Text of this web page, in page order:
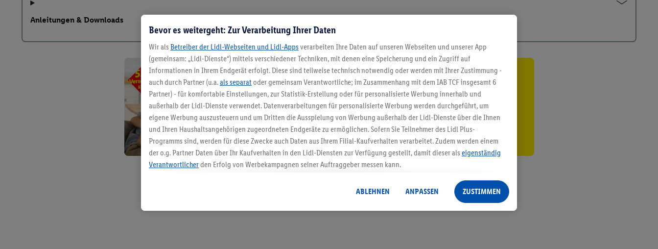
Anleitungen & Downloads
5.95 € Versand sparen³²ᵃ
Jetzt zum Newsletter anmelden
Gutschein sichern!
Bevor es weitergeht: Zur Verarbeitung Ihrer Daten
Wir als Betreiber der Lidl-Webseiten und Lidl-Apps verarbeiten Ihre Daten auf unseren Webseiten und unserer App
(gemeinsam: „Lidl-Dienste“) mittels verschiedener Techniken, mit denen eine Speicherung und ein Zugriff auf
Informationen in Ihrem Endgerät erfolgt. Diese sind teilweise technisch notwendig oder werden mit Ihrer Zustimmung -
auch durch Partner (u.a.als separat oder gemeinsam Verantwortliche; im Zusammenhang mit dem IAB TCF insgesamt 6
Partner) - für komfortable Einstellungen, zur Statistik-Erstellung oder für personalisierte Werbung innerhalb und
außerhalb der Lidl-Dienste verwendet. Datenverarbeitungen für personalisierte Werbung werden durchgeführt, um
eigene Werbung auszusteuern und um Dritten die Ausspielung von Werbung außerhalb der Lidl-Dienste über die Ihnen
und Ihren Haushaltsangehörigen zugeordneten Endgeräte zu ermöglichen. Sofern Sie Teilnehmer des Lidl Plus-
Programms sind, werden für diese Zwecke auch Daten aus Ihrem Filial-Kaufverhalten verarbeitet. Zudem werden einem
der o.g. Partner Daten über Ihr Kaufverhalten in den Lidl-Diensten zur Verfügung gestellt, damit dieser als eigenständig
Verantwortlicherden Erfolg von Werbekampagnen seiner Auftraggeber messen kann.
angereicherten Profilen. Dies umfasst die Zusammenführung von Daten (z.B. über Ihre Nutzung der Lidl-Dienste, Ihr
Kaufverhalten in den Lidl-Diensten, Informationen aus Ihrem Kundenkonto - z.B. Alter oder Geschlecht - sowie Ihre
genauen Standortdaten) auch über verschiedene Endgeräte und Lidl-Dienste hinweg einschließlich dem Speichern von
ABLEHNEN ANPASSEN ZUSTIMMEN